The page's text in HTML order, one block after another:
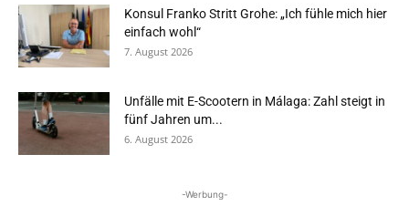
Konsul Franko Stritt Grohe: „Ich fühle mich hier
einfach wohl“
7. August 2026
Unfälle mit E-Scootern in Málaga: Zahl steigt in
fünf Jahren um...
6. August 2026
-Werbung-